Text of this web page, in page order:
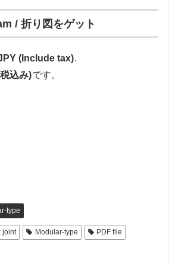
/ 折り図をゲット
(Include tax).
込み)です。
type
joint Modular-type
PDF file